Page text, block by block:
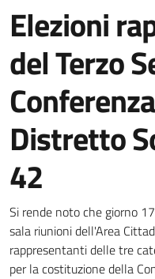
Elezioni
del Terzo
Distretto
42
Dettagli
Si rende noto che giorno
sala riunioni dell'Area
rappresentanti delle tre
per la costituzione della